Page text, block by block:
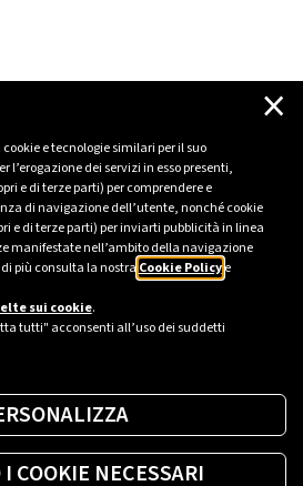
e tecnologie similari per il suo
l’erogazione dei servizi in esso presenti,
e di terze parti) per comprendere e
di navigazione dell’utente, nonché cookie
e di terze parti) per inviarti pubblicità in linea
manifestate nell’ambito della navigazione
più consulta la nostra Cookie Policye
sui cookie.
tutti" acconsenti all’uso dei suddetti
×
COOKIE NECESSARI
con il recupero dei
o una PA?
più giusta per te.
una colonnina